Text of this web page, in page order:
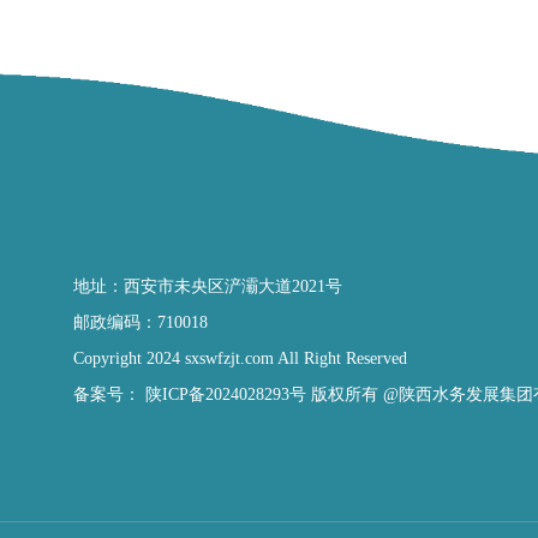
地址：西安市未央区浐灞大道2021号
邮政编码：710018
Copyright 2024 sxswfzjt.com All Right Reserved
备案号：
陕ICP备2024028293号 版权所有 @陕西水务发展集团